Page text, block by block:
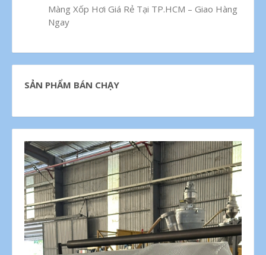
Màng Xốp Hơi Giá Rẻ Tại TP.HCM – Giao Hàng
Ngay
SẢN PHẨM BÁN CHẠY